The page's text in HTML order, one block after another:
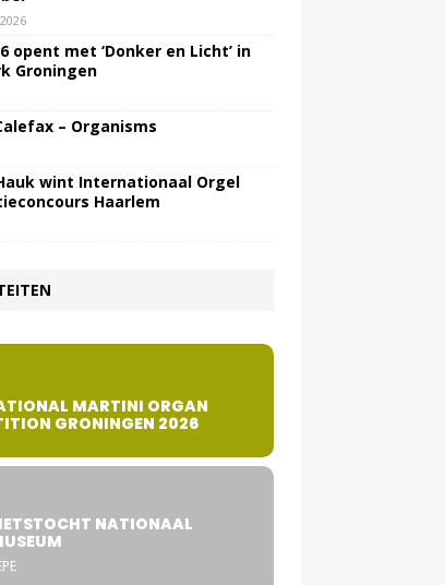
opent met ‘Donker en Licht’ in
Groningen
Calefax – Organisms
wint Internationaal Orgel
Haarlem
MARTINI ORGAN
GRONINGEN 2026
NATIONAAL